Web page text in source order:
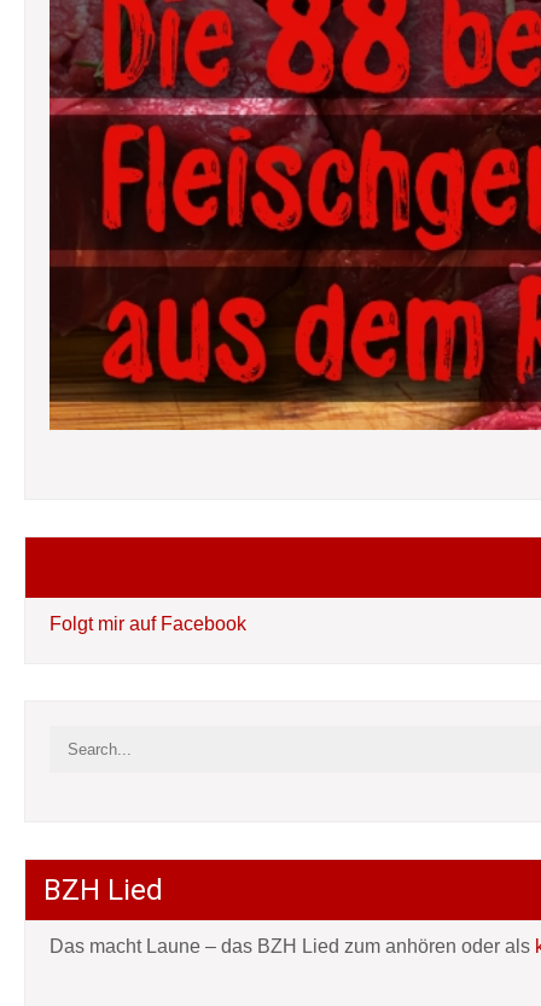
Folgt mir auf Facebook
BZH Lied
Das macht Laune – das BZH Lied zum anhören oder als